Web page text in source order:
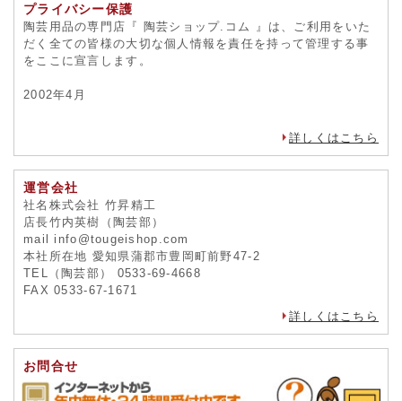
プライバシー保護
陶芸用品の専門店『 陶芸ショップ.コム 』は、ご利用をいた
だく全ての皆様の大切な個人情報を責任を持って管理する事
をここに宣言します。
2002年4月
詳しくはこちら
運営会社
社名株式会社 竹昇精工
店長竹内英樹（陶芸部）
mail info@tougeishop.com
本社所在地 愛知県蒲郡市豊岡町前野47-2
TEL（陶芸部） 0533-69-4668
FAX 0533-67-1671
詳しくはこちら
お問合せ